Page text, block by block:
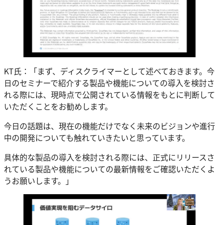
KT氏：「まず、ディスクライマーとして述べておきます。今
日のセミナーで紹介する製品や機能についての導入を検討さ
れる際には、現時点で公開されている情報をもとに判断して
いただくことをお勧めします。
今日の話題は、現在の機能だけでなく未来のビジョンや進行
中の開発についても触れていきたいと思っています。
具体的な製品の導入を検討される際には、正式にリリースさ
れている製品や機能についての最新情報をご確認いただくよ
うお願いします。」